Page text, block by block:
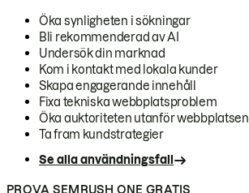
Öka synligheten i sökningar
Bli rekommenderad av AI
Undersök din marknad
Kom i kontakt med lokala kunder
Skapa engagerande innehåll
Fixa tekniska webbplatsproblem
Öka auktoriteten utanför webbplatsen
Ta fram kundstrategier
Se alla användningsfall
PROVA SEMRUSH ONE GRATIS